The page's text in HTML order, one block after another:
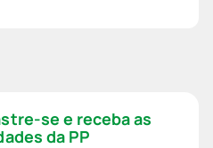
se e receba as
da PP